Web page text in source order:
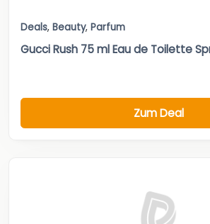
Deals, Beauty, Parfum
Gucci Rush 75 ml Eau de Toilette
Zum Deal